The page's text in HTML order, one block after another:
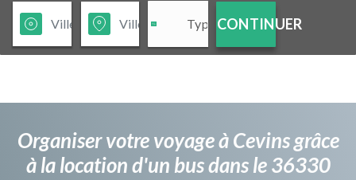
CONTINUER
Organiser votre voyage à Cevins grâce
à la location d'un bus dans le 36330